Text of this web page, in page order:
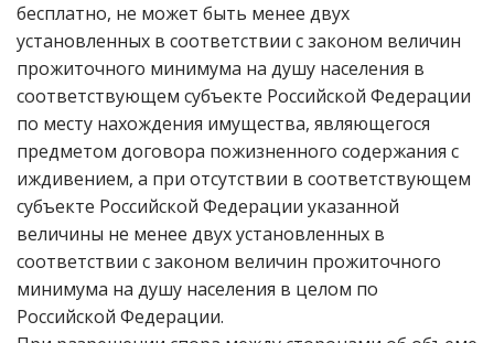
бесплатно, не может быть менее двух
установленных в соответствии с законом величин
прожиточного минимума на душу населения в
соответствующем субъекте Российской Федерации
по месту нахождения имущества, являющегося
предметом договора пожизненного содержания с
иждивением, а при отсутствии в соответствующем
субъекте Российской Федерации указанной
величины не менее двух установленных в
соответствии с законом величин прожиточного
минимума на душу населения в целом по
Российской Федерации.